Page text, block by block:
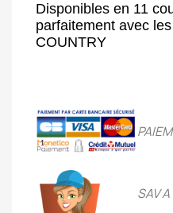
Disponibles en 11
parfaitement avec
COUNTRY
SAV